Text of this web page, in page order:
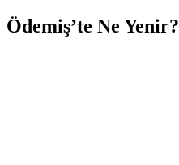
Ödemiş’te Ne Yenir?